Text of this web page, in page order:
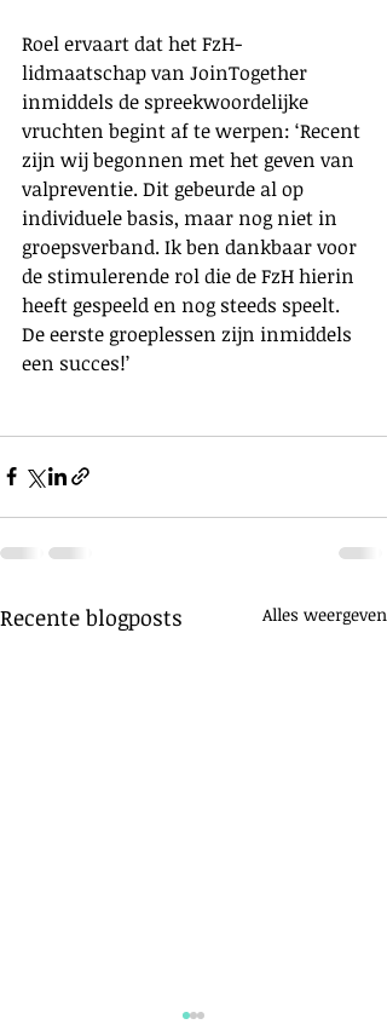
Roel ervaart dat het FzH-
lidmaatschap van JoinTogether
inmiddels de spreekwoordelijke
vruchten begint af te werpen: ‘Recent
zijn wij begonnen met het geven van
valpreventie. Dit gebeurde al op
individuele basis, maar nog niet in
groepsverband. Ik ben dankbaar voor
de stimulerende rol die de FzH hierin
heeft gespeeld en nog steeds speelt.
De eerste groeplessen zijn inmiddels
een succes!’
Recente blogposts Alles weergeven